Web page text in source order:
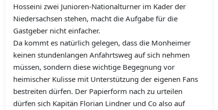
Hosseini zwei Junioren-Nationalturner im Kader der
Niedersachsen stehen, macht die Aufgabe für die
Gastgeber nicht einfacher.
Da kommt es natürlich gelegen, dass die Monheimer
keinen stundenlangen Anfahrtsweg auf sich nehmen
müssen, sondern diese wichtige Begegnung vor
heimischer Kulisse mit Unterstützung der eigenen Fans
bestreiten dürfen. Der Papierform nach zu urteilen
dürfen sich Kapitän Florian Lindner und Co also auf